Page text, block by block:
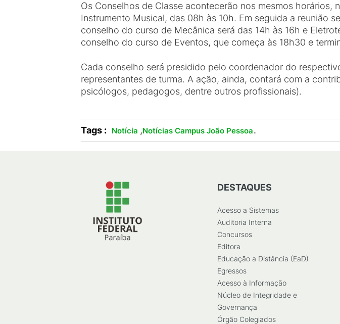
Os Conselhos de Classe acontecerão nos mesmos
Instrumento Musical, das 08h às 10h. Em seguida a reunião
conselho do curso de Mecânica será das 14h às 16h e
conselho do curso de Eventos, que começa às 18h30 e
Cada conselho será presidido pelo coordenador do
representantes de turma. A ação, ainda, contará com a
psicólogos, pedagogos, dentre outros profissionais).
Tags : Notícia ,Notícias Campus João Pessoa.
DESTAQUES
Acesso a Sistemas
Auditoria Interna
Concursos
Editora
Educação a Distância (EaD)
Egressos
Acesso à Informação
Núcleo de Integridade e
Governança
Órgão Colegiados